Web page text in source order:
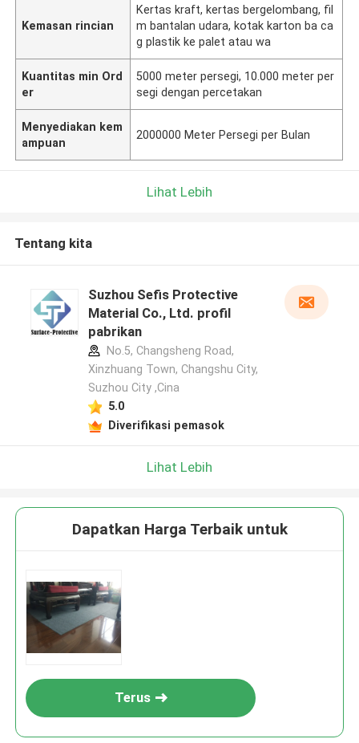
Kemasan rincian
Kertas kraft, kertas bergelombang, fil
m bantalan udara, kotak karton ba ca
g plastik ke palet atau wa
Kuantitas min Ord
er
5000 meter persegi, 10.000 meter per
segi dengan percetakan
Menyediakan kem
ampuan
2000000 Meter Persegi per Bulan
Lihat Lebih
Tentang kita
Suzhou Sefis Protective
Material Co., Ltd. profil
pabrikan
No.5, Changsheng Road,
Xinzhuang Town, Changshu City,
Suzhou City ,Cina
5.0
Diverifikasi pemasok
Lihat Lebih
Dapatkan Harga Terbaik untuk
Terus